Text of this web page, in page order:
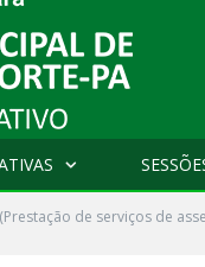
(Prestação de serviços de